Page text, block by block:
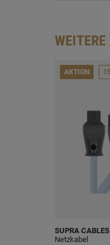
AKTION
SUPRA CABLES
Netzkabel